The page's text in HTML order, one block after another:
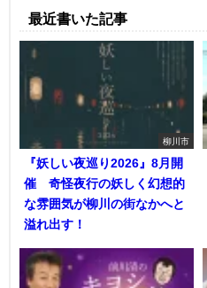
最近書いた記事
柳川市
『妖しい夜巡り2026』8月開
催 奇怪夜行の妖しく幻想的
な雰囲気が柳川の街なかへと
溢れ出す！